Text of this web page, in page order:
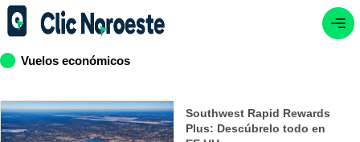
Vuelos económicos
Southwest Rapid Rewards
Plus: Descúbrelo todo en